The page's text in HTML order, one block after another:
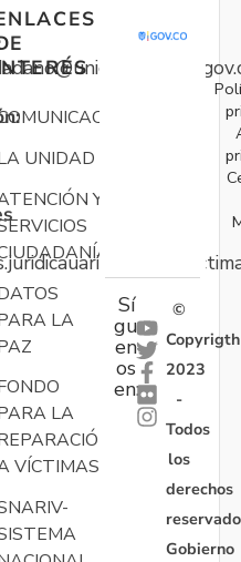
UNIDAD
Y
LA
LA
VÍCTIMAS
Sí
gu
en
os
en:
©
Copyrigth
2023
-
Todos
los
derechos
Gobierno